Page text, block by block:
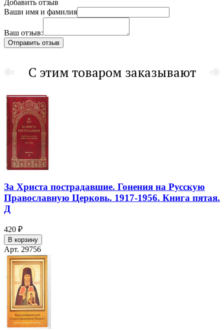
Добавить отзыв
Ваши имя и фамилия
Ваш отзыв:
С этим товаром заказывают
За Христа пострадавшие. Гонения на Русскую
Православную Церковь. 1917-1956. Книга пятая.
Д
420 ₽
В корзину
Арт. 29756